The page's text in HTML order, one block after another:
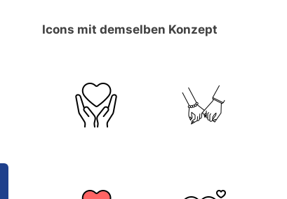
Icons mit demselben Konzept